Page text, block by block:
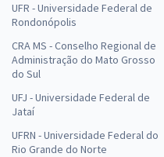
UFR - Universidade Federal de
Rondonópolis
CRA MS - Conselho Regional de
Administração do Mato Grosso
do Sul
UFJ - Universidade Federal de
Jataí
UFRN - Universidade Federal do
Rio Grande do Norte